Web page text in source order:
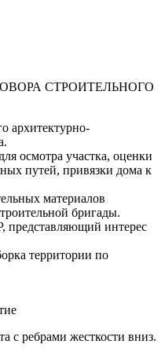
СТРОИТЕЛЬНОГО
архитектурно-
осмотра участка, оценки
путей, привязки дома к
материалов
бригады.
представляющий интерес
территории по
с ребрами жесткости вниз.